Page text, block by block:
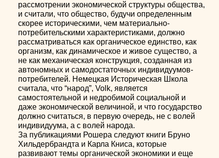
рассмотрении экономической структуры общества,
и считали, что общество, будучи определенным
скорее историческими, чем материально-
потребительскими характеристиками, должно
рассматриваться как органическое единство, как
организм, как динамическое и живое существо, а
не как механическая конструкция, созданная из
автономных и самодостаточных индивидуумов-
потребителей. Немецкая Историческая Школа
считала, что “народ”, Volk, является
самостоятельной и недробимой социальной и
даже экономической величиной, и что государство
должно считаться, в первую очередь, не с волей
индивидуума, а с волей народа.
За публикациями Рошера следуют книги Бруно
Хильдербрандта и Карла Книса, которые
развивают темы органической экономики и еще